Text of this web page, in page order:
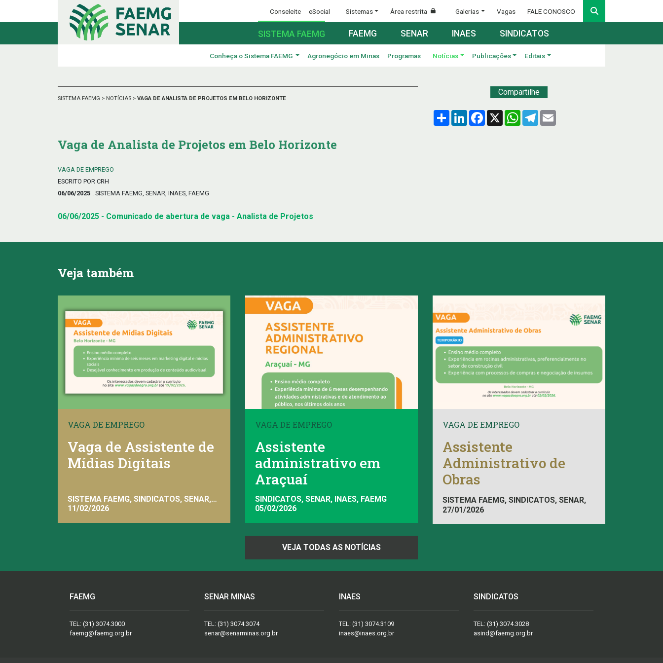
Conseleite eSocial Sistemas Área restrita Galerias Vagas FALE CONOSCO
SISTEMA FAEMG FAEMG SENAR INAES SINDICATOS
Conheça o Sistema FAEMG Agronegócio em Minas Programas Notícias Publicações Editais
SISTEMA FAEMG > NOTÍCIAS > VAGA DE ANALISTA DE PROJETOS EM BELO HORIZONTE
Compartilhe
Compartilhar
LinkedInFacebook
X WhatsApp
Telegram
Vaga de Analista de Projetos em Belo Horizonte
VAGA DE EMPREGO
ESCRITO POR CRH
06/06/2025 . SISTEMA FAEMG, SENAR, INAES, FAEMG
06/06/2025 - Comunicado de abertura de vaga - Analista de Projetos
Veja também
VAGA DE EMPREGO
Vaga de Assistente de
Mídias Digitais
SISTEMA FAEMG, SINDICATOS, SENAR,
INAES, FAEMG
11/02/2026
VAGA DE EMPREGO
Assistente
administrativo em
Araçuaí
SINDICATOS, SENAR, INAES, FAEMG
05/02/2026
VAGA DE EMPREGO
Assistente
Administrativo de
Obras
SISTEMA FAEMG, SINDICATOS, SENAR,
INAES, FAEMG
27/01/2026
VEJA TODAS AS NOTÍCIAS
FAEMG
TEL: (31) 3074.3000
faemg@faemg.org.br
SENAR MINAS
TEL: (31) 3074.3074
senar@senarminas.org.br
INAES
TEL: (31) 3074.3109
inaes@inaes.org.br
SINDICATOS
TEL: (31) 3074.3028
asind@faemg.org.br